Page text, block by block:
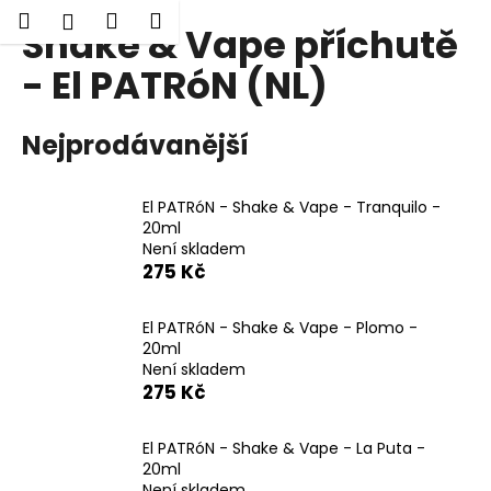
Přejít
HledatPřihlášení
Nákupní
košík
Shake & Vape příchutě
- El PATRóN (NL)
Nejprodávanější
El PATRóN - Shake & Vape - Tranquilo -
20ml
Není skladem
275 Kč
El PATRóN - Shake & Vape - Plomo -
20ml
Není skladem
275 Kč
El PATRóN - Shake & Vape - La Puta -
20ml
o Zpět
Zpět
o